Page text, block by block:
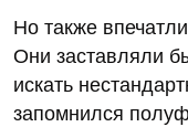
Но также
Они заставляли
искать
запомнился